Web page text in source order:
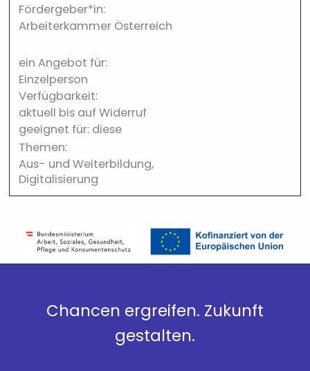
Fördergeber*in:
Arbeiterkammer Österreich
ein Angebot für:
Einzelperson
Verfügbarkeit:
aktuell bis auf Widerruf
geeignet für: diese
Themen:
Aus- und Weiterbildung,
Digitalisierung
Chancen ergreifen. Zukunft
gestalten.